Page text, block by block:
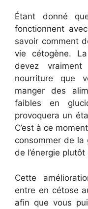
Étant donné
fonctionnent
savoir comment
vie cétogène.
devez
nourriture que
manger des
faibles en
provoquera un
C’est à ce
consommer de la
de l’énergie
Cette
entre en cétose
afin que vous